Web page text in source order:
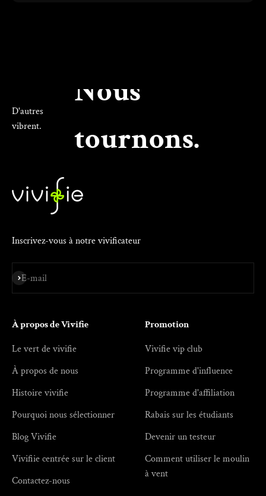
D'autres
vibrent.
Nous
tournons.
Inscrivez-vous à notre vivificateur
E-mail
S'inscrire
À propos de Vivifie
Le vert de vivifie
À propos de nous
Histoire vivifie
Pourquoi nous sélectionner
Blog Vivifie
Vivifiie centrée sur le client
Contactez-nous
Promotion
Vivifie vip club
Programme d'influence
Programme d'affiliation
Rabais sur les étudiants
Devenir un testeur
Comment utiliser le moulin
à vent